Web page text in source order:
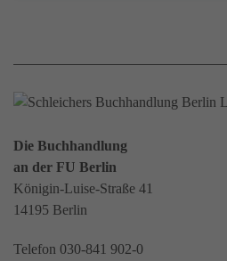
Die Buchhandlung
an der FU Berlin
Königin-Luise-Straße 41
14195 Berlin
Telefon 030-841 902-0